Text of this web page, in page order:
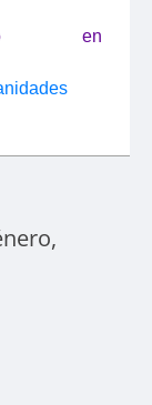
en
,